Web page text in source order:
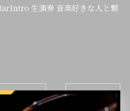
生演奏 音楽好きな人と繋
一覧に戻る 次のページ >